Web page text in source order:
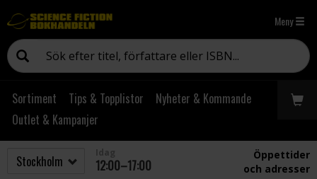
Meny
Sortiment Tips & Topplistor
Nyheter & Kommande
Outlet & Kampanjer
12:00–17:00
Öppettider
och adresser